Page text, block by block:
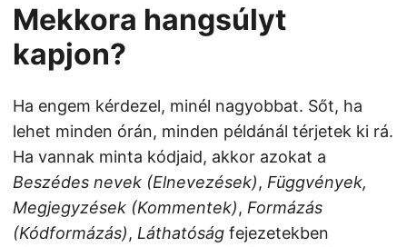
Mekkora hangsúlyt
kapjon?
Ha engem kérdezel, minél nagyobbat. Sőt, ha
lehet minden órán, minden példánál térjetek ki rá.
Ha vannak minta kódjaid, akkor azokat a
Beszédes nevek (Elnevezések), Függvények,
Megjegyzések (Kommentek), Formázás
(Kódformázás), Láthatóság fejezetekben